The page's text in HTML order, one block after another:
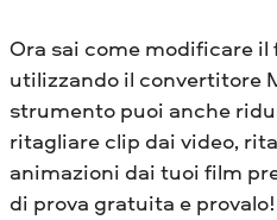
Ora sai come modificare
utilizzando il convertitore
strumento puoi anche
ritagliare clip dai video,
animazioni dai tuoi film
di prova gratuita e provalo!